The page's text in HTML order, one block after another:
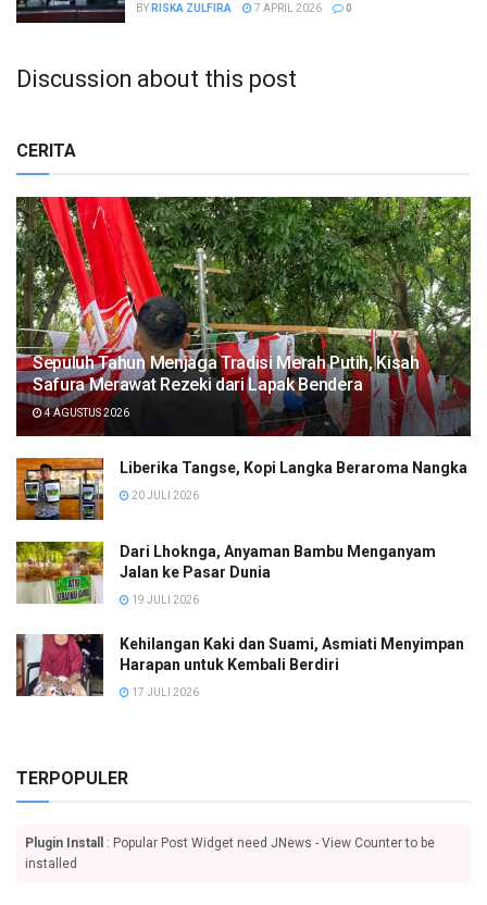
BY RISKA ZULFIRA 7 APRIL 2026 0
Discussion about this post
CERITA
Sepuluh Tahun Menjaga Tradisi Merah Putih, Kisah
Safura Merawat Rezeki dari Lapak Bendera
4 AGUSTUS 2026
Liberika Tangse, Kopi Langka Beraroma Nangka
20 JULI 2026
Dari Lhoknga, Anyaman Bambu Menganyam
Jalan ke Pasar Dunia
19 JULI 2026
Kehilangan Kaki dan Suami, Asmiati Menyimpan
Harapan untuk Kembali Berdiri
17 JULI 2026
TERPOPULER
Plugin Install
: Popular Post Widget need JNews - View Counter to be
installed